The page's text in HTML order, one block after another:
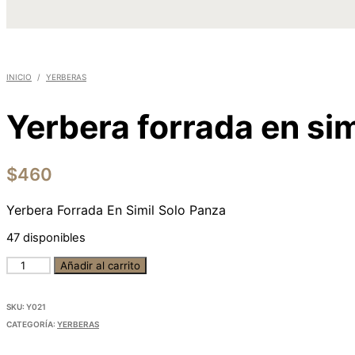
INICIO / YERBERAS
Yerbera forrada en
$460
Yerbera Forrada En Simil Solo Panza
47 disponibles
Añadir al carrito
SKU: Y021
CATEGORÍA: YERBERAS